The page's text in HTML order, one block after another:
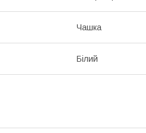
Чашка
Білий